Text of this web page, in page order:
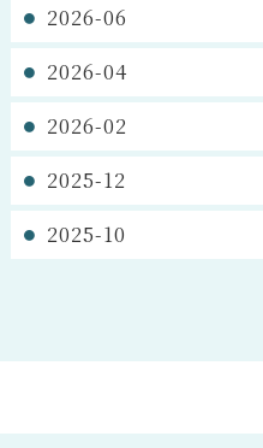
2026-06
2026-04
2026-02
2025-12
2025-10